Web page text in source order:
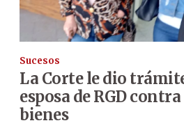
Sucesos
La Corte le dio
esposa de RGD
bienes